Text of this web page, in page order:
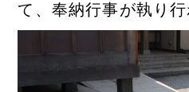
て、奉納行事が執り行